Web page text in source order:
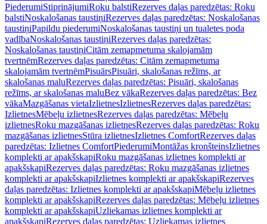
PiederumiStiprinājumiRoku balstiRezerves daļas paredzētas: Roku
balstiNoskalošanas taustiņiRezerves daļas paredzētas: Noskalošanas
taustiņiPapildu piederumiNoskalošanas taustiņi un tualetes poda
vadībaNoskalošanas taustiņiRezerves daļas paredzētas:
Noskalošanas taustiņiCitām zemapmetuma skalojamām
tvertnēmRezerves daļas paredzētas: Citām zemapmetuma
skalojamām tvertnēmPisuārsPisuāri, skalošanas režīms, ar
skalošanas maluRezerves daļas paredzētas: Pisuāri, skalošanas
režīms, ar skalošanas maluBez vākaRezerves daļas paredzētas: Bez
vākaMazgāšanas vietaIzlietnesIzlietnesRezerves daļas paredzētas:
IzlietnesMēbeļu izlietnesRezerves daļas paredzētas: Mēbeļu
izlietnesRoku mazgāšanas izlietnesRezerves daļas paredzētas: Roku
mazgāšanas izlietnesStūra izlietnesIzlietnes ComfortRezerves daļas
paredzētas: Izlietnes ComfortPiederumiMontāžas kronšteinsIzlietnes
komplekti ar apakšskapiRoku mazgāšanas izlietnes komplekti ar
apakšskapiRezerves daļas paredzētas: Roku mazgāšanas izlietnes
komplekti ar apakšskapiIzlietnes komplekti ar apakšskapiRezerves
daļas paredzētas: Izlietnes komplekti ar apakšskapiMēbeļu izlietnes
komplekti ar apakšskapiRezerves daļas paredzētas: Mēbeļu izlietnes
komplekti ar apakšskapiUzliekamas izlietnes komplekti ar
apakšskapiRezerves daļas paredzētas: Uzliekamas izlietnes